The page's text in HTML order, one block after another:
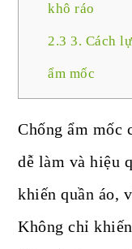
khô ráo
2.3 3. Cách
ẩm mốc
Chống ẩm mốc
dễ làm và hiệu
khiến quần áo,
Không chỉ